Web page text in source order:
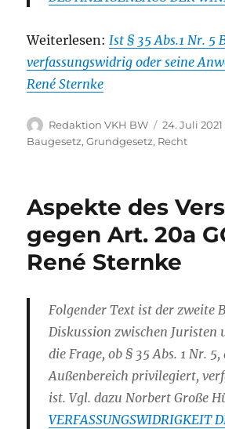
Weiterlesen:Ist § 35 Abs.1 Nr. 5
verfassungswidrig oder seine
René Sternke
Autor
Redaktion VKH BW
am
24. Juli 2021
Baugesetz,Grundgesetz, Recht
Aspekte des
gegen Art. 20a
René Sternke
Folgender Text ist der zweite
Diskussion zwischen Juristen
die Frage, ob § 35 Abs. 1 Nr.
Außenbereich privilegiert,
ist. Vgl. dazu Norbert Große
VERFASSUNGSWIDRIGKEIT